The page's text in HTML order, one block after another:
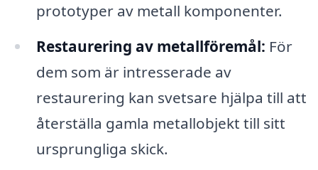
prototyper av metall komponenter.
Restaurering av metallföremål: För
dem som är intresserade av
restaurering kan svetsare hjälpa till att
återställa gamla metallobjekt till sitt
ursprungliga skick.